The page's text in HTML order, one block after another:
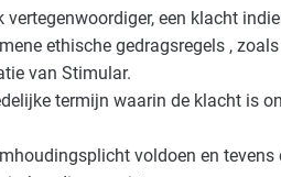
een klacht
ethische gedragsregels ,
van Stimular.
termijn waarin de klacht is
voldoen en